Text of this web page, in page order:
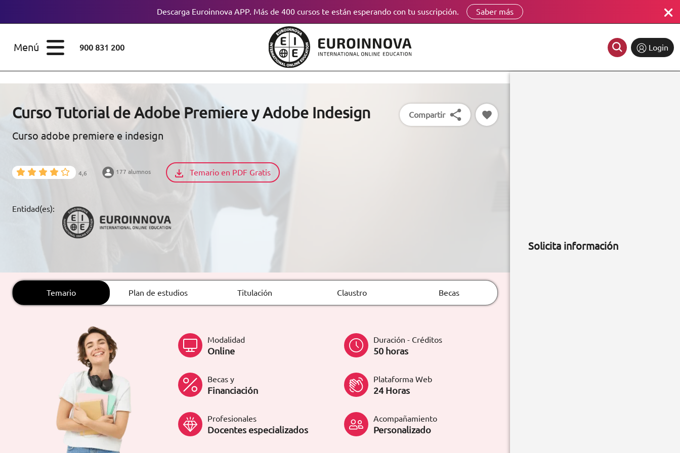
Descarga Euroinnova APP. Más de 400 cursos te están esperando con tu suscripción. Saber más
Menú 900 831 200 Login
FINANCIACIÓN
EDUCATIVOS
ORIENTACIÓN
LABORAL
(gratuito en
formacion@euroinnova.com
TRABAJA CON NOSOTROS
ESTUDIOS
Licenciaturas
Doctorados
Maestría
Certificados de
Curso Tutorial de Adobe Premiere y Adobe Indesign
Curso adobe premiere e indesign
4,6 177 alumnos Temario en PDF Gratis
Entidad(es):
Compartir
Temario Plan de estudios Titulación Claustro Becas
Modalidad
Online
Duración - Créditos
50 horas
Becas y
Financiación
Plataforma Web
24 Horas
Profesionales
Docentes especializados
Acompañamiento
Personalizado
Solicita información